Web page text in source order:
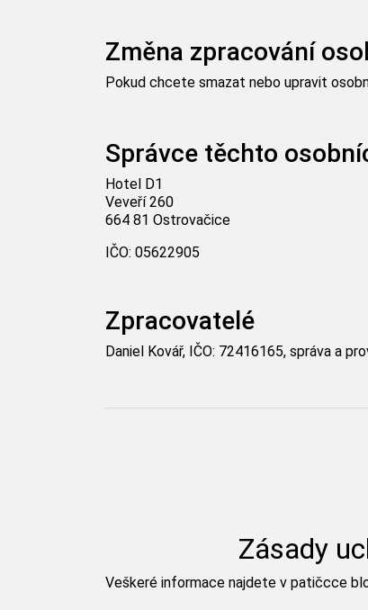
Změna zpracování
Pokud chcete smazat nebo upravit
Správce těchto
Hotel D1
Veveří 260
664 81 Ostrovačice
IČO: 05622905
Zpracovatelé
Daniel Kovář, IČO: 72416165, správa a
Zásady
Veškeré informace najdete v patičcce